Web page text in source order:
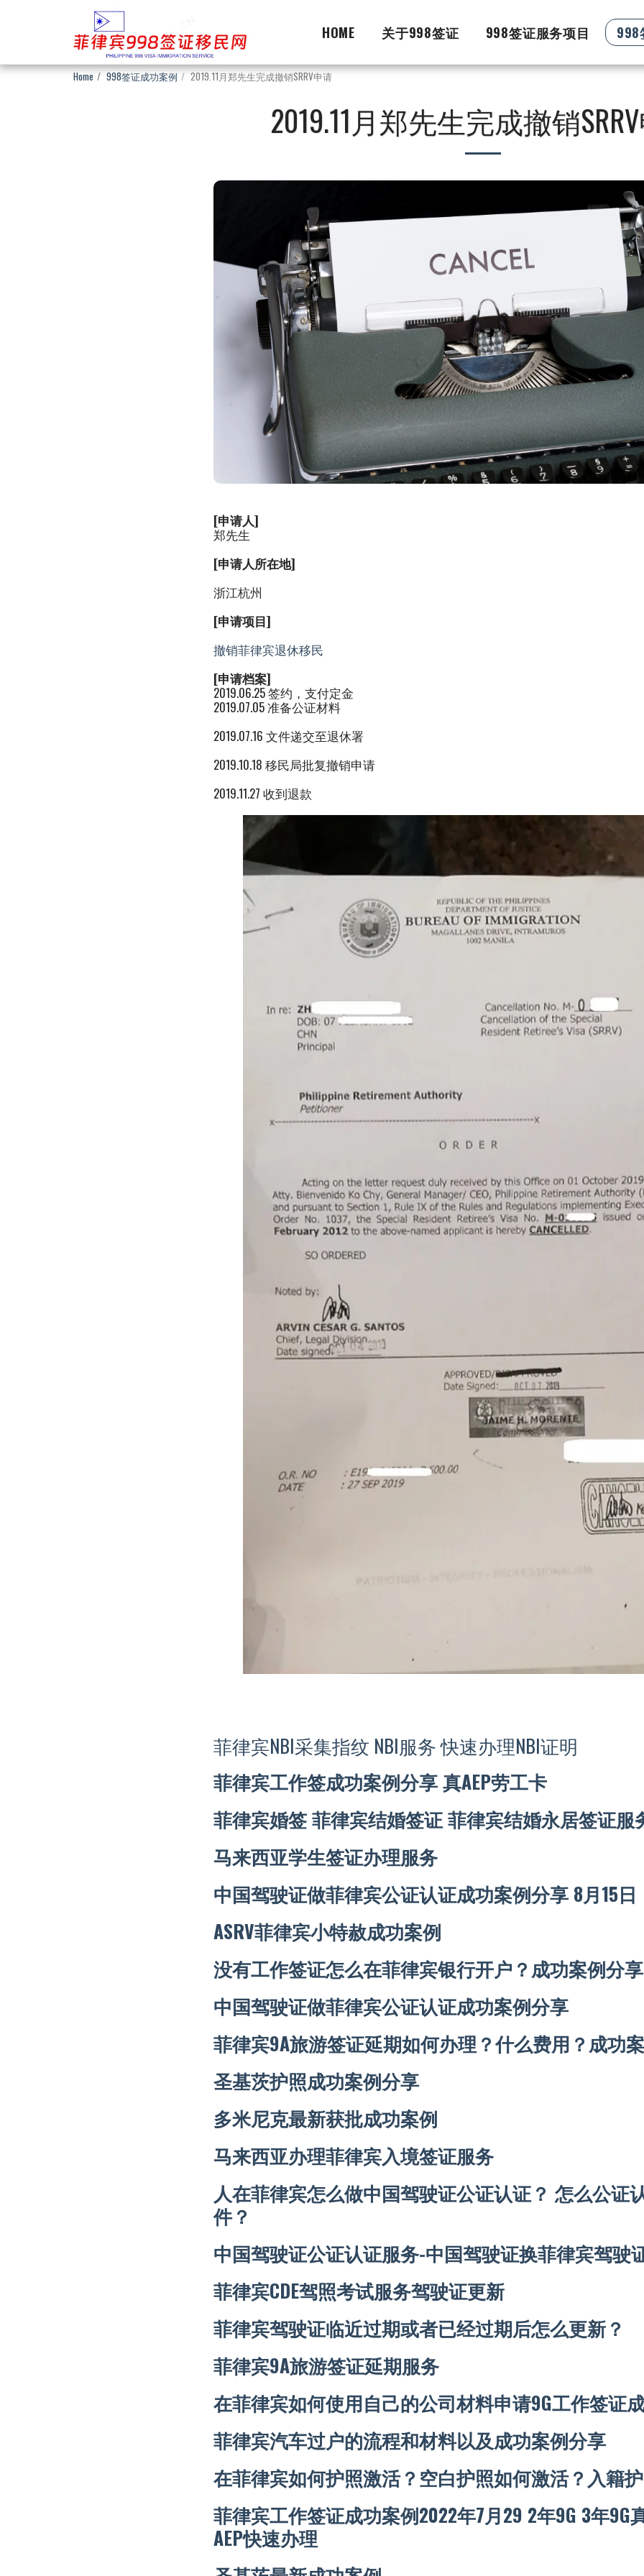
HOME 关于998签证 998签证服务项目 998
Home 998签证成功案例 2019.11月郑先生完成撤销SRRV申请
2019.11月郑先生完成撤销
[申请人]
郑先生
[申请人所在地]
浙江杭州
[申请项目]
撤销菲律宾退休移民
[申请档案]
2019.06.25 签约，支付定金
2019.07.05 准备公证材料
2019.07.16 文件递交至退休署
2019.10.18 移民局批复撤销申请
2019.11.27 收到退款
菲律宾NBI采集指纹 NBI服务 快速办理NBI证明
菲律宾工作签成功案例分享 真AEP劳工卡
菲律宾婚签 菲律宾结婚签证 菲律宾结婚永居签证服
马来西亚学生签证办理服务
中国驾驶证做菲律宾公证认证成功案例分享 8月15日
ASRV菲律宾小特赦成功案例
没有工作签证怎么在菲律宾银行开户？成功案例分享
中国驾驶证做菲律宾公证认证成功案例分享
菲律宾9A旅游签证延期如何办理？什么费用？成功
圣基茨护照成功案例分享
多米尼克最新获批成功案例
马来西亚办理菲律宾入境签证服务
人在菲律宾怎么做中国驾驶证公证认证？ 怎么公证
件？
中国驾驶证公证认证服务-中国驾驶证换菲律宾驾驶
菲律宾CDE驾照考试服务驾驶证更新
菲律宾驾驶证临近过期或者已经过期后怎么更新？
菲律宾9A旅游签证延期服务
在菲律宾如何使用自己的公司材料申请9G工作签证
菲律宾汽车过户的流程和材料以及成功案例分享
在菲律宾如何护照激活？空白护照如何激活？入籍
菲律宾工作签证成功案例2022年7月29 2年9G 3年9G
AEP快速办理